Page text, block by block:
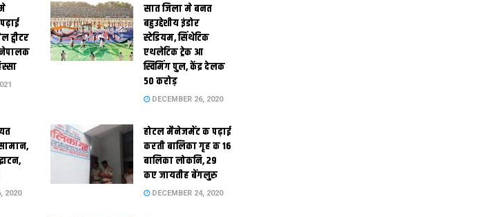
सात जिला मे बनत
बहुउद्देशीय इंडोर
स्‍टेडि‍यम, सिंथेटिक
एथलेटिक ट्रेक आ
स्विमिंग पुल, केंद्र देलक
50 करोड़
DECEMBER 26, 2020
2020
होटल मैनेजमेंट क पढ़ाई
करती बालिका गृह क 16
बालिका लोकनि, 29
कए जायतीह बेंगलुरु
DECEMBER 24, 2020